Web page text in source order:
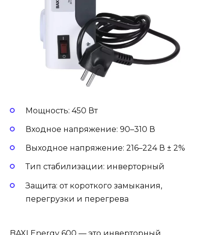
Мощность: 450 Вт
Входное напряжение: 90–310 В
Выходное напряжение: 216–224 В ± 2%
Тип стабилизации: инверторный
Защита: от короткого замыкания,
перегрузки и перегрева